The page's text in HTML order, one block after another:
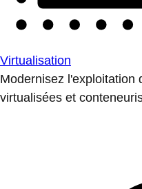
Virtualisation
Modernisez l'exploitation
virtualisées et